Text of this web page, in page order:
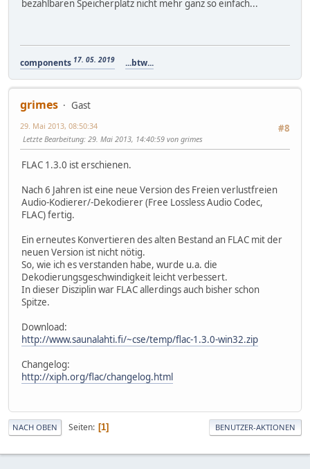
bezahlbaren Speicherplatz nicht mehr ganz so einfach...
components 17. 05. 2019 ...btw...
grimes
Gast
#8
29. Mai 2013, 08:50:34
Letzte Bearbeitung: 29. Mai 2013, 14:40:59 von grimes
FLAC 1.3.0 ist erschienen.
Nach 6 Jahren ist eine neue Version des Freien verlustfreien
Audio-Kodierer/-Dekodierer (Free Lossless Audio Codec,
FLAC) fertig.
Ein erneutes Konvertieren des alten Bestand an FLAC mit der
neuen Version ist nicht nötig.
So, wie ich es verstanden habe, wurde u.a. die
Dekodierungsgeschwindigkeit leicht verbessert.
In dieser Disziplin war FLAC allerdings auch bisher schon
Spitze.
Download:
http://www.saunalahti.fi/~cse/temp/flac-1.3.0-win32.zip
Changelog:
http://xiph.org/flac/changelog.html
NACH OBEN Seiten 1 BENUTZER-AKTIONEN